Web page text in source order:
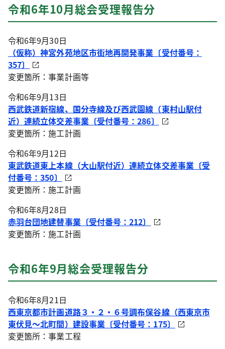
令和6年10月総会受理報告分
令和6年9月30日
（仮称）神宮外苑地区市街地再開発事業〔受付番号：
357〕
変更箇所：事業計画等
令和6年9月13日
西武鉄道新宿線、国分寺線及び西武園線（東村山駅付
近）連続立体交差事業〔受付番号：286〕
変更箇所：施工計画
令和6年9月12日
東武鉄道東上本線（大山駅付近）連続立体交差事業〔受
付番号：350〕
変更箇所：施工計画
令和6年8月28日
赤羽台団地建替事業〔受付番号：212〕
変更箇所：施工計画
令和6年9月総会受理報告分
令和6年8月21日
西東京都市計画道路３・２・６号調布保谷線（西東京市
東伏見～北町間）建設事業〔受付番号：175〕
変更箇所：事業工程